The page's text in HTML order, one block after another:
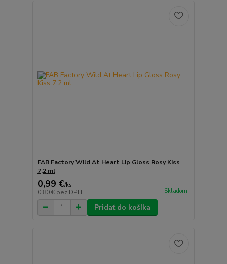
FAB Factory Wild At Heart Lip Gloss Rosy Kiss
7,2 ml
0,99 €/ks
0,80 € bez DPH Skladom
Pridať do košíka